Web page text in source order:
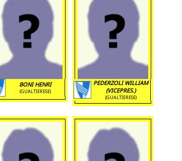
BONI HENRI
(GUALTIERESE)
PEDERZOLI WILLIAM
(VICEPRES.)
(GUALTIERESE)